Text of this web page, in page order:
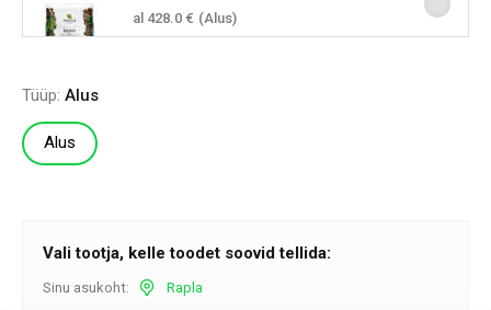
al 428.0 € (Alus)
Tüüp: Alus
Alus
Vali tootja, kelle toodet soovid tellida:
Sinu asukoht: Rapla